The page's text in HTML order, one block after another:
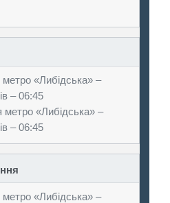
метро «Либідська» –
– 06:45
метро «Либідська» –
– 06:45
метро «Либідська» –